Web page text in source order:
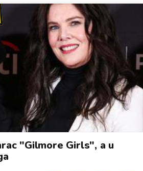
"Gilmore Girls", a u